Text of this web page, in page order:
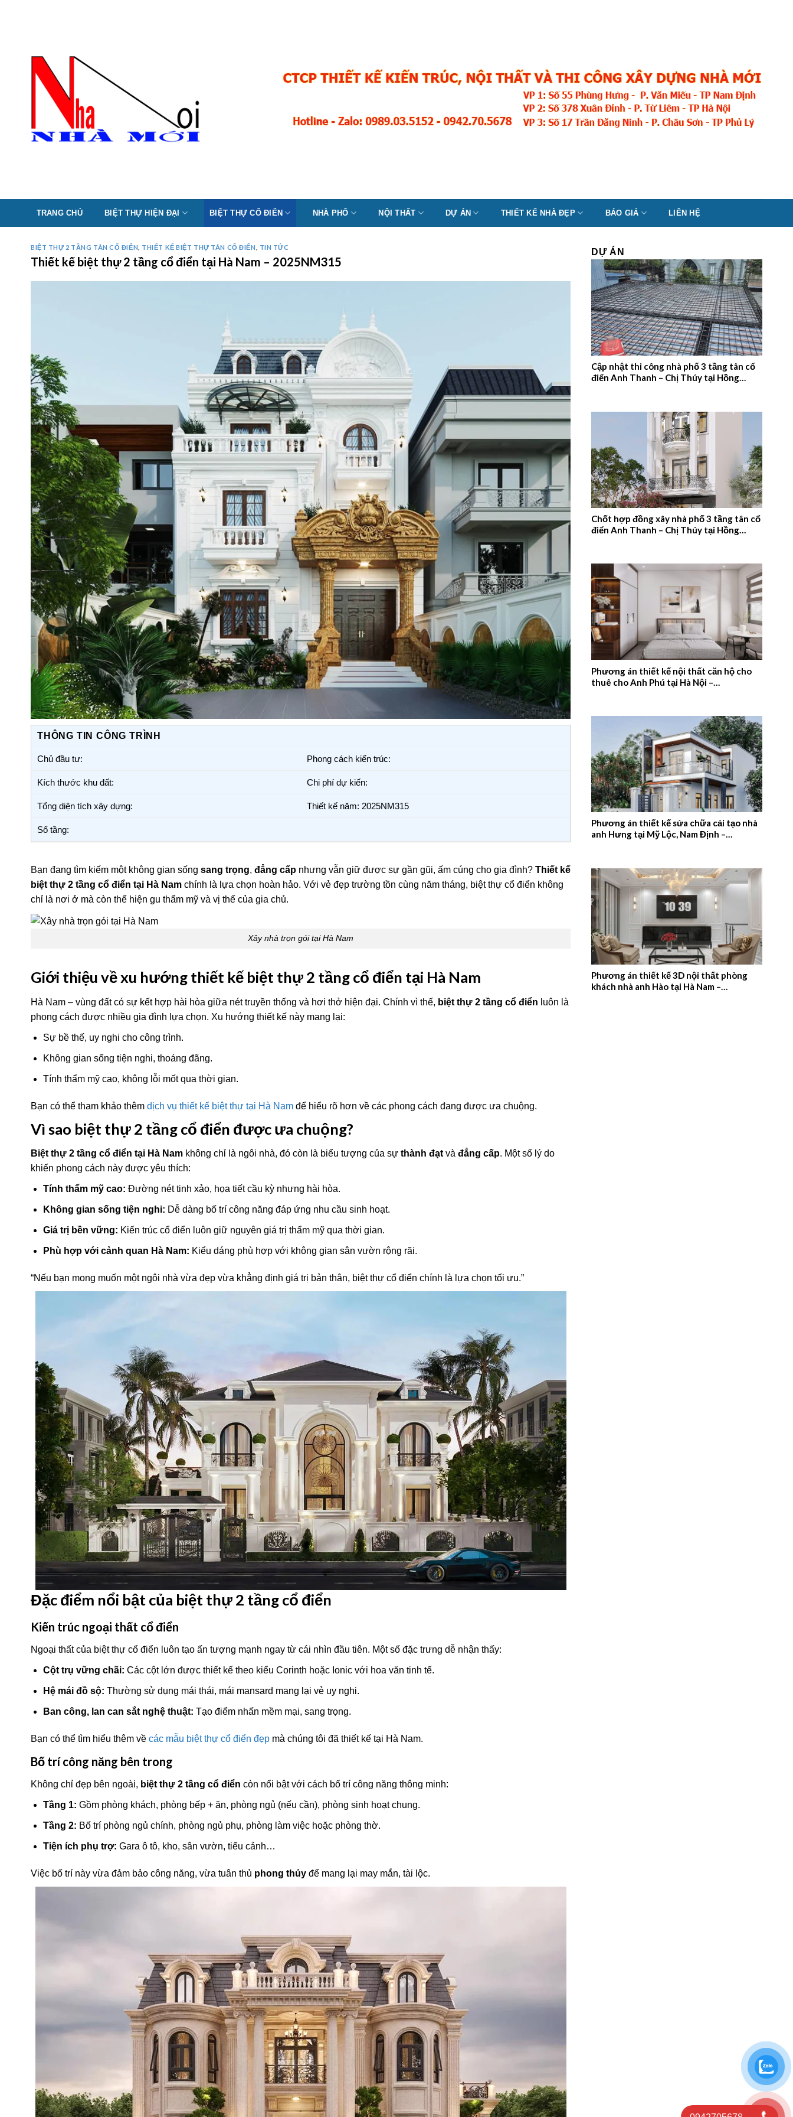
TRANG CHỦ BIỆT THỰ HIỆN ĐẠI BIỆT THỰ CỔ ĐIỂN NHÀ PHỐ NỘI THẤT DỰ ÁN THIẾT KẾ NHÀ ĐẸP BÁO GIÁ LIÊN HỆ
BIỆT THỰ 2 TẦNG TÂN CỔ ĐIỂN THIẾT KẾ BIỆT THỰ TÂN CỔ ĐIỂN TIN TỨC
Thiết kế biệt thự 2 tầng cổ điển tại Hà Nam – 2025NM315
THÔNG TIN CÔNG TRÌNH
Chủ đầu tư: Phong cách kiến trúc:
Kích thước khu đất: Chi phí dự kiến:
Tổng diện tích xây dựng: Thiết kế năm: 2025NM315
Số tầng:
Bạn đang tìm kiếm một không gian sống sang trọng, đẳng cấp nhưng vẫn giữ được sự gần gũi, ấm cúng cho gia đình? Thiết kế
biệt thự 2 tầng cổ điển tại Hà Nam chính là lựa chọn hoàn hảo. Với vẻ đẹp trường tồn cùng năm tháng, biệt thự cổ điển không
chỉ là nơi ở mà còn thể hiện gu thẩm mỹ và vị thế của gia chủ.
Xây nhà trọn gói tại Hà Nam
Giới thiệu về xu hướng thiết kế biệt thự 2 tầng cổ điển tại Hà Nam
Hà Nam – vùng đất có sự kết hợp hài hòa giữa nét truyền thống và hơi thở hiện đại. Chính vì thế, biệt thự 2 tầng cổ điển luôn là
phong cách được nhiều gia đình lựa chọn. Xu hướng thiết kế này mang lại:
Sự bề thế, uy nghi cho công trình.
Không gian sống tiện nghi, thoáng đãng.
Tính thẩm mỹ cao, không lỗi mốt qua thời gian.
Bạn có thể tham khảo thêm dịch vụ thiết kế biệt thự tại Hà Nam để hiểu rõ hơn về các phong cách đang được ưa chuộng.
Vì sao biệt thự 2 tầng cổ điển được ưa chuộng?
Biệt thự 2 tầng cổ điển tại Hà Nam không chỉ là ngôi nhà, đó còn là biểu tượng của sự thành đạt và đẳng cấp. Một số lý do
khiến phong cách này được yêu thích:
Tính thẩm mỹ cao: Đường nét tinh xảo, họa tiết cầu kỳ nhưng hài hòa.
Không gian sống tiện nghi: Dễ dàng bố trí công năng đáp ứng nhu cầu sinh hoạt.
Giá trị bền vững: Kiến trúc cổ điển luôn giữ nguyên giá trị thẩm mỹ qua thời gian.
Phù hợp với cảnh quan Hà Nam: Kiểu dáng phù hợp với không gian sân vườn rộng rãi.
“Nếu bạn mong muốn một ngôi nhà vừa đẹp vừa khẳng định giá trị bản thân, biệt thự cổ điển chính là lựa chọn tối ưu.”
Đặc điểm nổi bật của biệt thự 2 tầng cổ điển
Kiến trúc ngoại thất cổ điển
Ngoại thất của biệt thự cổ điển luôn tạo ấn tượng mạnh ngay từ cái nhìn đầu tiên. Một số đặc trưng dễ nhận thấy:
Cột trụ vững chãi: Các cột lớn được thiết kế theo kiểu Corinth hoặc Ionic với hoa văn tinh tế.
Hệ mái đồ sộ: Thường sử dụng mái thái, mái mansard mang lại vẻ uy nghi.
Ban công, lan can sắt nghệ thuật: Tạo điểm nhấn mềm mại, sang trọng.
Bạn có thể tìm hiểu thêm về các mẫu biệt thự cổ điển đẹp mà chúng tôi đã thiết kế tại Hà Nam.
Bố trí công năng bên trong
Không chỉ đẹp bên ngoài, biệt thự 2 tầng cổ điển còn nổi bật với cách bố trí công năng thông minh:
Tầng 1: Gồm phòng khách, phòng bếp + ăn, phòng ngủ (nếu cần), phòng sinh hoạt chung.
Tầng 2: Bố trí phòng ngủ chính, phòng ngủ phụ, phòng làm việc hoặc phòng thờ.
Tiện ích phụ trợ: Gara ô tô, kho, sân vườn, tiểu cảnh…
Việc bố trí này vừa đảm bảo công năng, vừa tuân thủ phong thủy để mang lại may mắn, tài lộc.
DỰ ÁN
Cập nhật thi công nhà phố 3 tầng tân cổ
điển Anh Thanh – Chị Thúy tại Hồng
Chốt hợp đồng xây nhà phố 3 tầng tân cổ
điển Anh Thanh – Chị Thúy tại Hồng
Phương án thiết kế nội thất căn hộ cho
thuê cho Anh Phú tại Hà Nội –
Phương án thiết kế sửa chữa cải tạo nhà
anh Hưng tại Mỹ Lộc, Nam Định –
Phương án thiết kế 3D nội thất phòng
khách nhà anh Hào tại Hà Nam –